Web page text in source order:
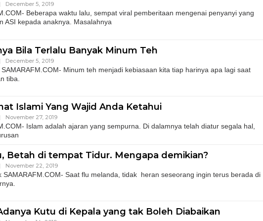
December 5, 2019
Beberapa waktu lalu, sempat viral pemberitaan mengenai penyanyi yang
ASI kepada anaknya. Masalahnya
Bila Terlalu Banyak Minum Teh
December 5, 2019
Minum teh menjadi kebiasaan kita tiap harinya apa lagi saat
tiba.
Islami Yang Wajid Anda Ketahui
November 27, 2019
Islam adalah ajaran yang sempurna. Di dalamnya telah diatur segala hal,
Betah di tempat Tidur. Mengapa demikian?
November 22, 2019
SAMARAFM.COM- Saat flu melanda, tidak heran seseorang ingin terus berada di
Kutu di Kepala yang tak Boleh Diabaikan